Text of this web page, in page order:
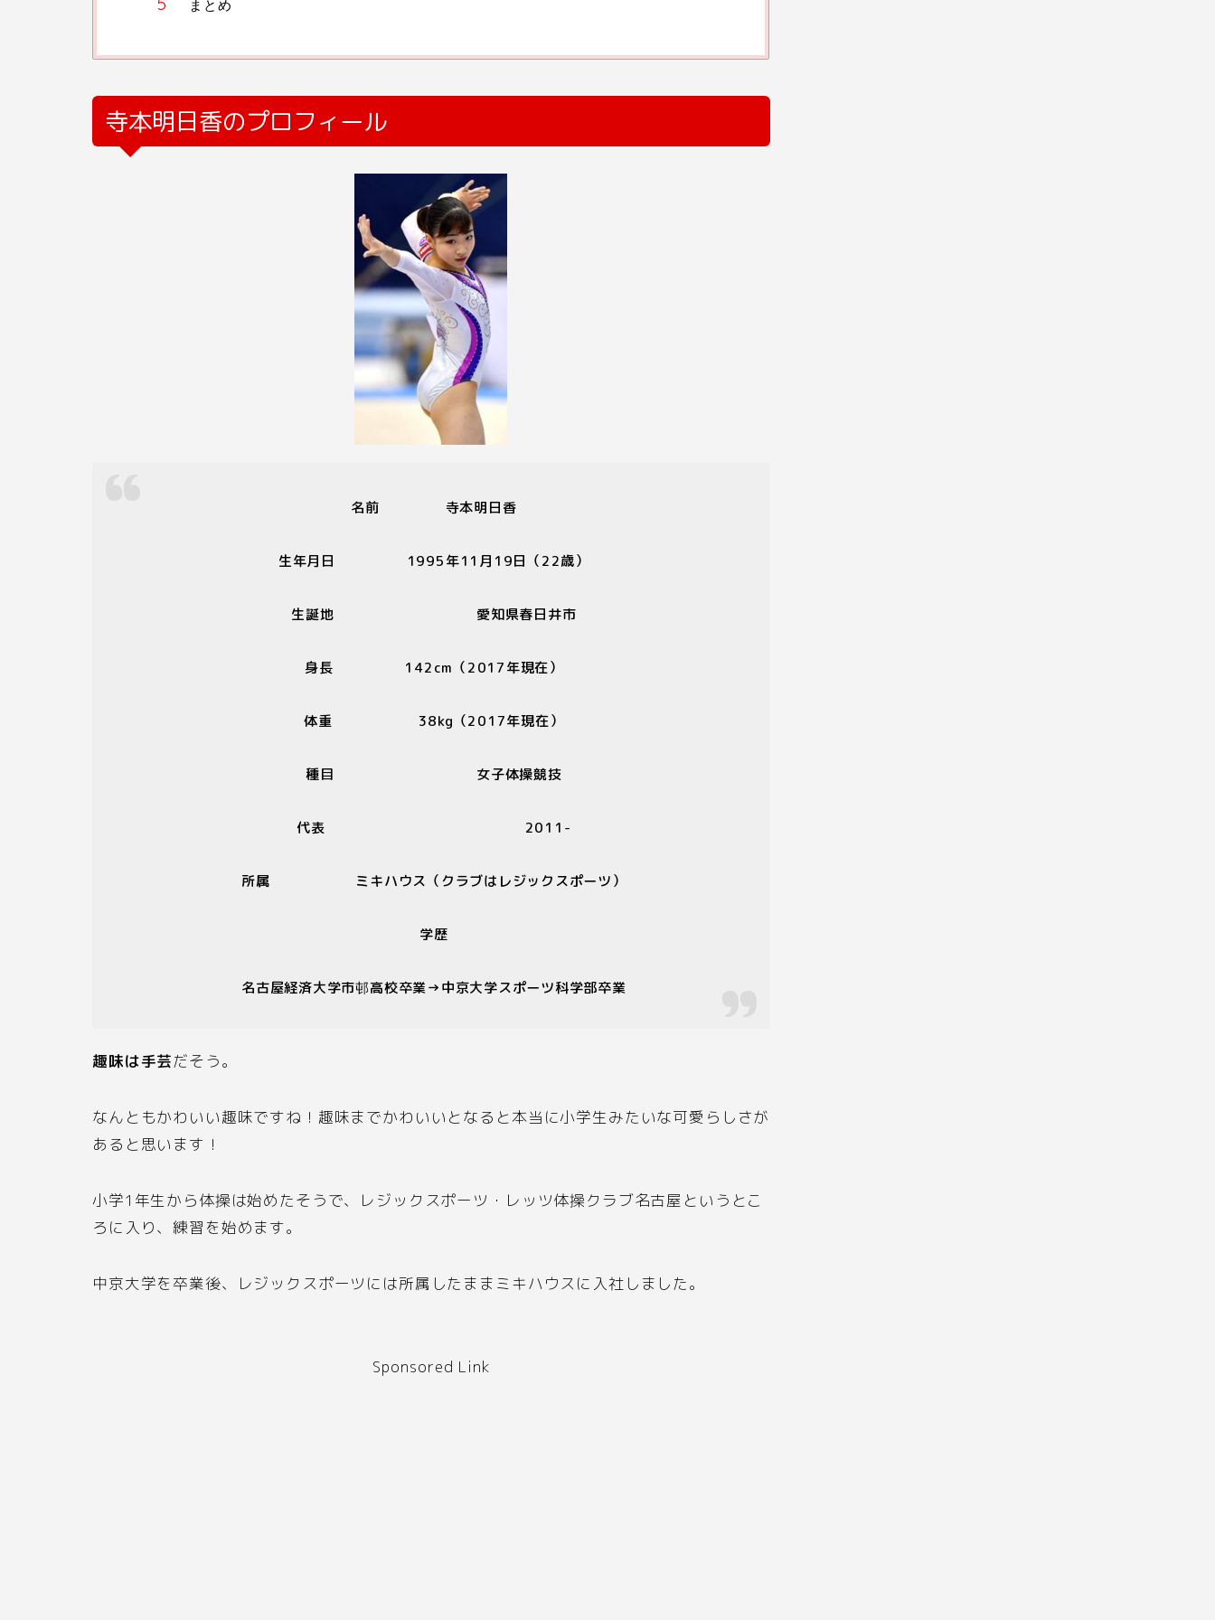
まとめ
寺本明日香のプロフィール
名前 寺本明日香
生年月日 1995年11 月 19日（22歳）
生誕地 愛知県春日井市
身長 142cm （2017年現在）
体重 38kg （2017年現在）
種目 女子体操競技
代表 2011-
所属 ミキハウス（クラブはレジックスポーツ）
学歴
名古屋経済大学市邨高校卒業→中京大学スポーツ科学部卒業
趣味は手芸だそう。
なんともかわいい趣味ですね！趣味までかわいいとなると本当に小学生みたいな可愛らしさが
あると思います！
小学1 年生から体操は始めたそうで、レジックスポーツ・レッツ体操クラブ名古屋というとこ
ろに入り、練習を始めます。
中京大学を卒業後、レジックスポーツには所属したままミキハウスに入社しました。
Sponsored Link